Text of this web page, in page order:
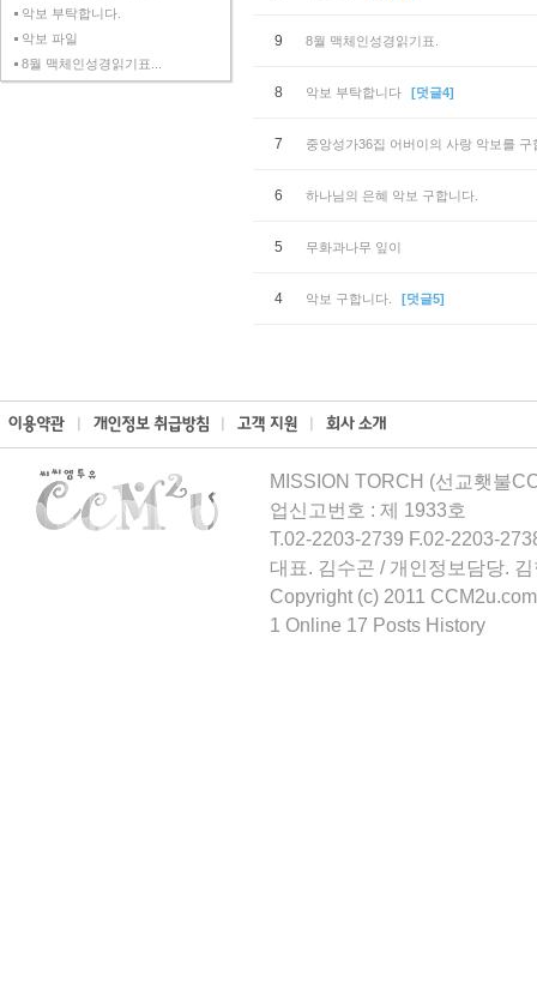
악보 부탁합니다.
악보 파일
8월 맥체인성경읽기표...
9 8월 맥체인성경읽기표.
8 악보 부탁합니다 [덧글4]
7 중앙성가36집 어버이의 사랑 악보를 구
6 하나님의 은혜 악보 구합니다.
5 무화과나무 잎이
4 악보 구합니다. [덧글5]
MISSION TORCH (선교횃불
업신고번호 : 제 1933호
T.02-2203-2739 F.02-2203-
대표. 김수곤 / 개인정보담당.
Copyright (c) 2011
1 Online 17 Posts History